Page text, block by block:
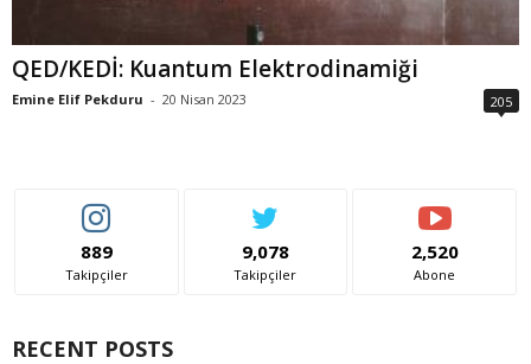
QED/KEDİ: Kuantum Elektrodinamiği
Emine Elif Pekduru - 20 Nisan 2023 205
889
Takipçiler
9,078
Takipçiler
2,520
Abone
RECENT POSTS